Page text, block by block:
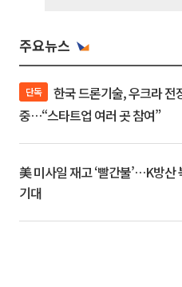
주요뉴스
단독
중…“스타트업 여러 곳 참여”
美 미사일 재고 ‘빨간불’…K방산
기대